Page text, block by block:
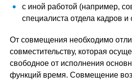
с иной работой (например,
специалиста отдела кадров и
От совмещения необходимо
совместительству, которая
свободное от исполнения
функций время. Совмещение